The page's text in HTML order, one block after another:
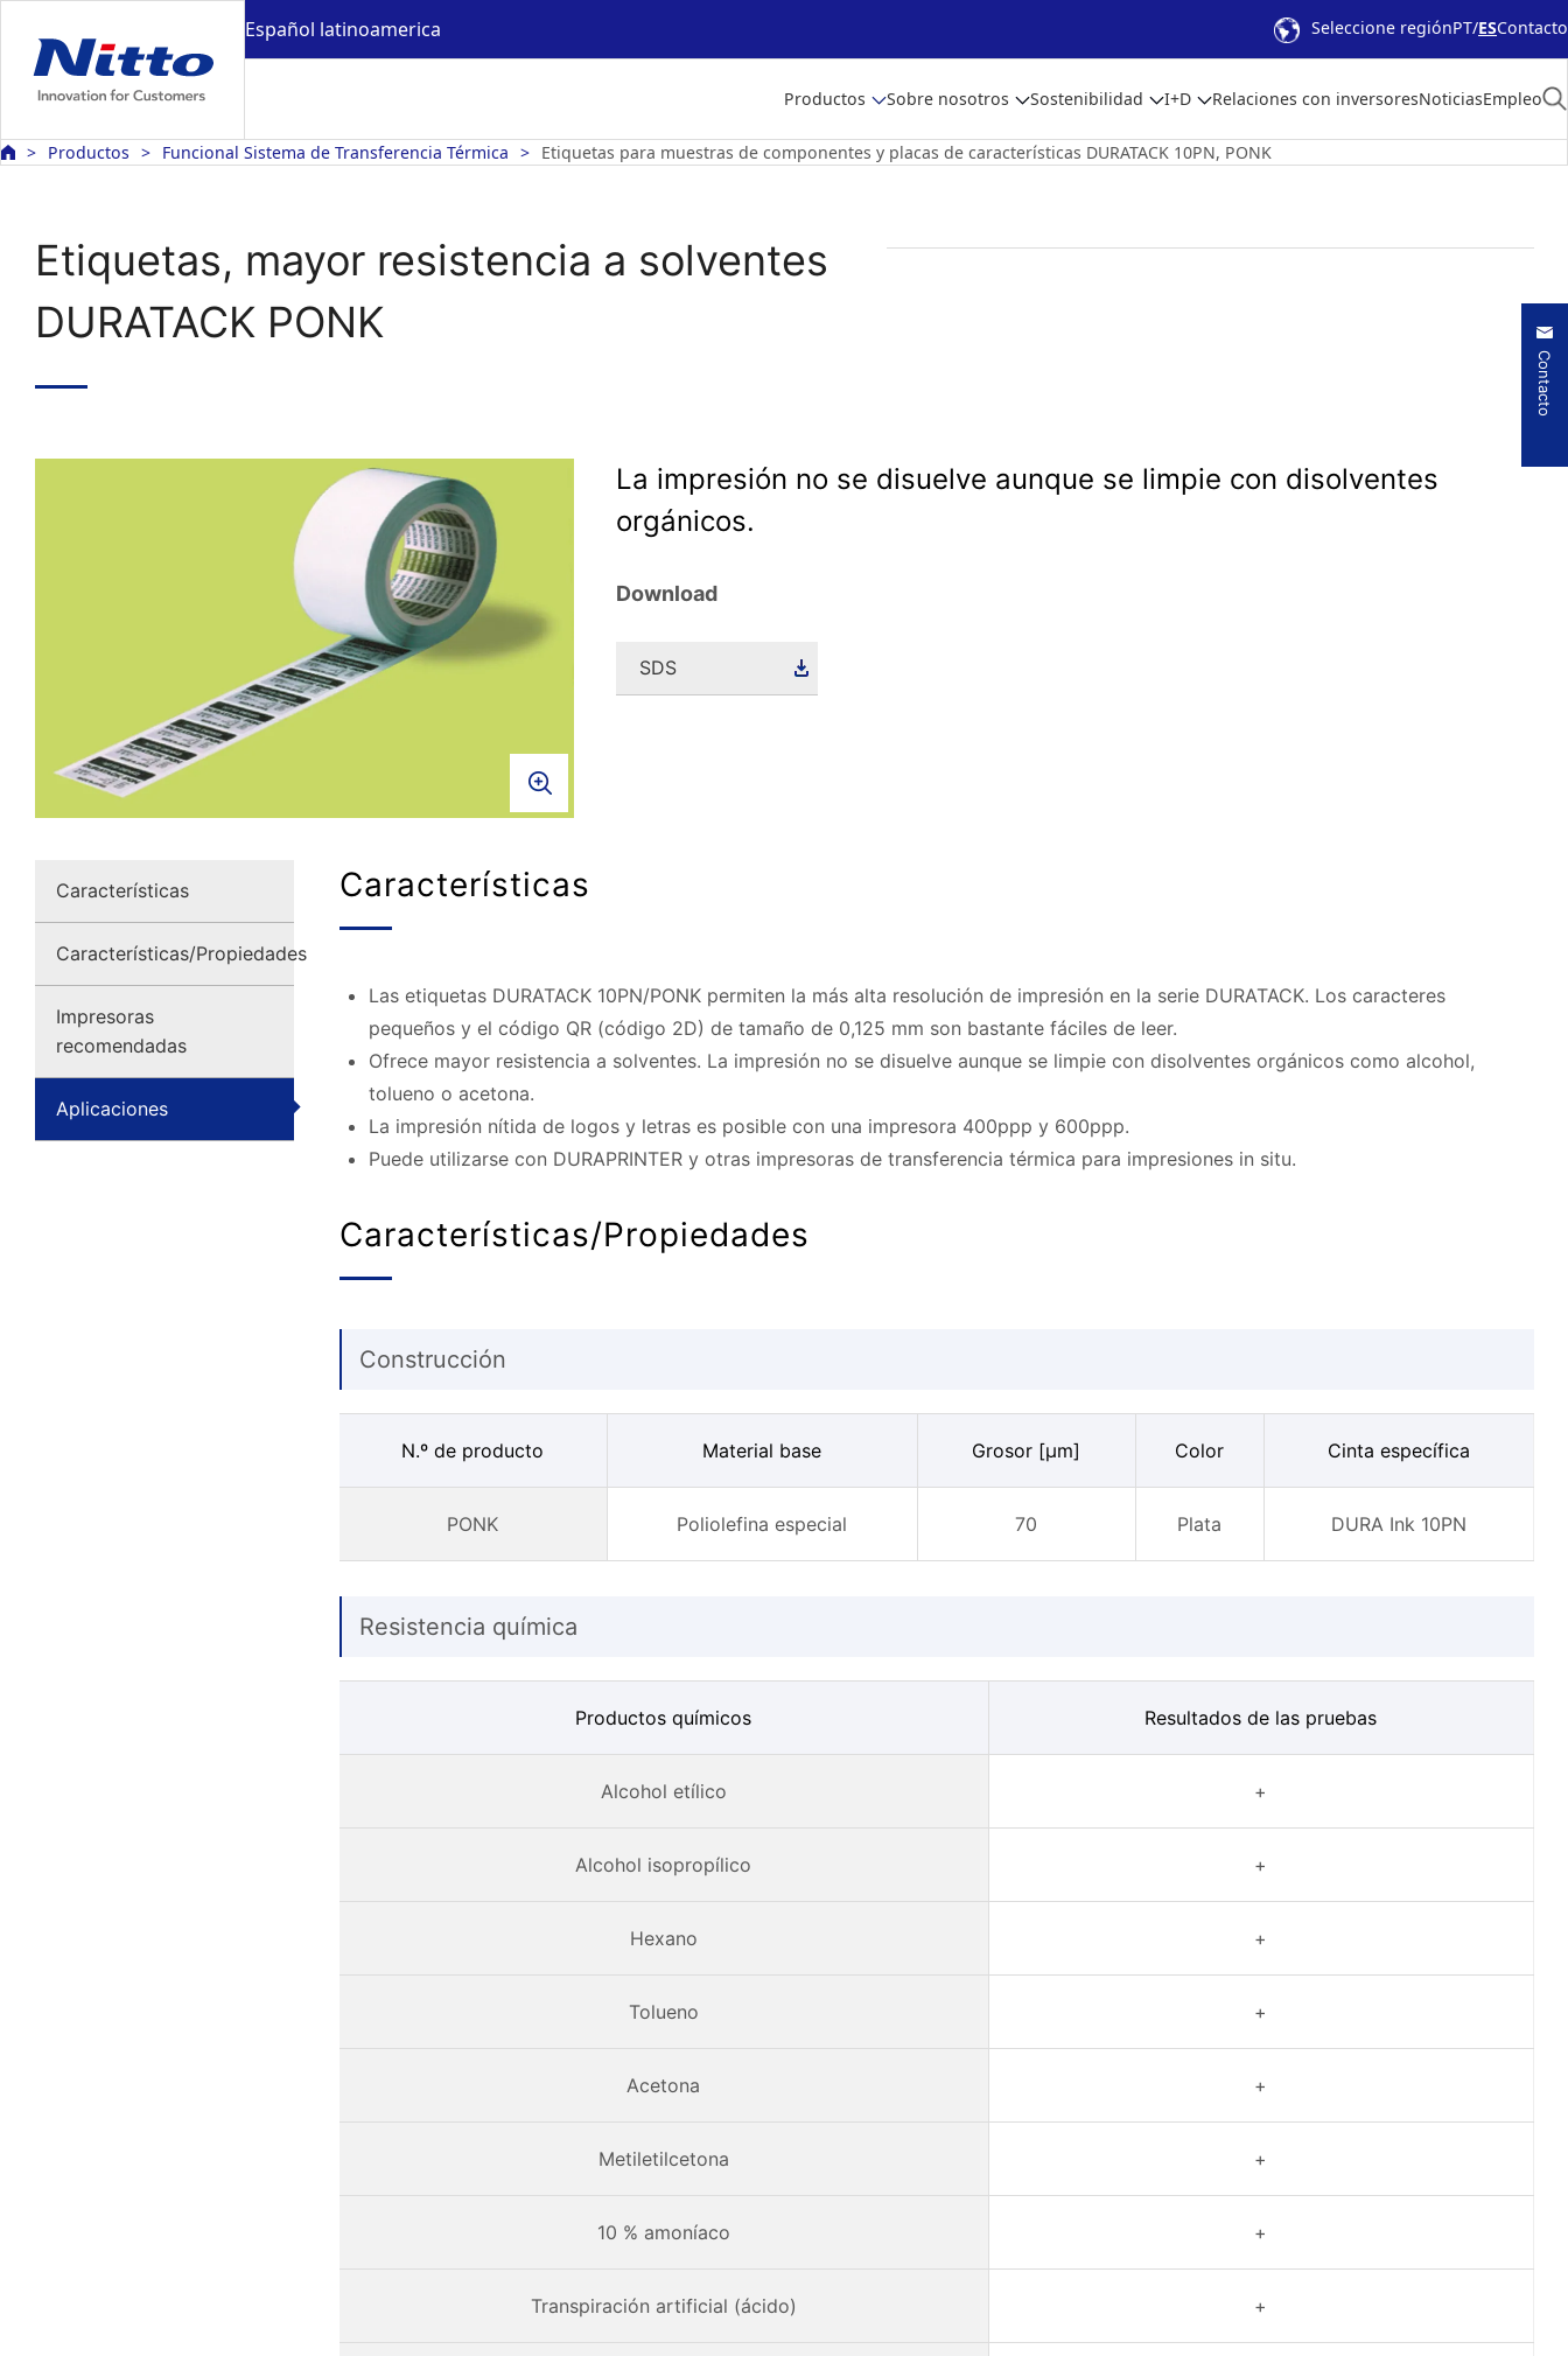
Español latinoamerica Seleccione regiónPT ESContacto
Productos Sobre nosotros Sostenibilidad I+D Relaciones con inversoresNoticiasEmpleo
Productos Funcional Sistema de Transferencia Térmica Etiquetas para muestras de componentes y placas de características DURATACK 10PN, PONK
Etiquetas, mayor resistencia a solventes
DURATACK PONK
La impresión no se disuelve aunque se limpie con disolventes
orgánicos.
Download
SDS
Características
Características/Propiedades
Impresoras
recomendadas
Aplicaciones
Características
Las etiquetas DURATACK 10PN/PONK permiten la más alta resolución de impresión en la serie DURATACK. Los caracteres
pequeños y el código QR (código 2D) de tamaño de 0,125 mm son bastante fáciles de leer.
Ofrece mayor resistencia a solventes. La impresión no se disuelve aunque se limpie con disolventes orgánicos como alcohol,
tolueno o acetona.
La impresión nítida de logos y letras es posible con una impresora 400ppp y 600ppp.
Puede utilizarse con DURAPRINTER y otras impresoras de transferencia térmica para impresiones in situ.
Características/Propiedades
Construcción
N.º de producto Material base Grosor [µm] Color Cinta específica
PONK Poliolefina especial 70 Plata DURA Ink 10PN
Resistencia química
Productos químicos Resultados de las pruebas
Alcohol etílico +
Alcohol isopropílico +
Hexano +
Tolueno +
Acetona +
Metiletilcetona +
10 % amoníaco +
Transpiración artificial (ácido) +
Contacto